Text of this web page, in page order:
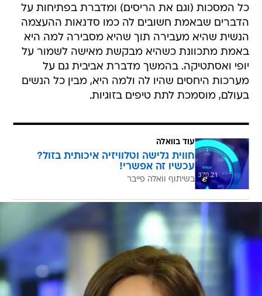
כל המסכות (וגם את הריסים) ומדברת בפתיחות על
הדברים שבאמת חשובים לה כמו סדנאות ההעצמה
הנשית שהיא מעבירה תוך שהיא מסבירה למה היא
באמת מתכוונת כשהיא מבקשת מאישה לשמור על
יופי ואסתטיקה. בהמשך מדברת אביבית גם על
מערכות היחסים שהיו לה ולמה היא, מבין כל הנשים
בעולם, מוסמכת לתת טיפים בזוגיות.
עוד בוואלה
חווית גלישה וטלוויזיה איכותית בזול?
עכשיו זה אפשרי!
בשיתוף וואלה פייבר